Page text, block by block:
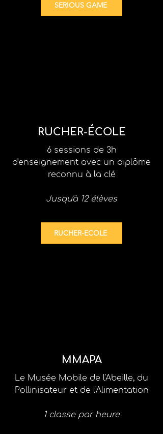
SERIOUS GAME
RUCHER-ÉCOLE
6 sessions de 3h
d'enseignement avec un diplôme
reconnu à la clé
Jusqu'à 12 élèves
RUCHER-ECOLE
MMAPA
Le Musée Mobile de l'Abeille, du
Pollinisateur et de l'Alimentation
1 classe par heure